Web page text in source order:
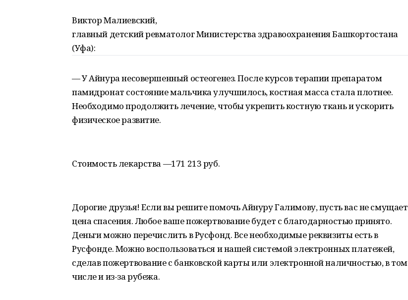
Виктор Малиевский,
главный детский ревматолог Министерства здравоохранения Башкортостана
(Уфа):
— У Айнура несовершенный остеогенез. После курсов терапии препаратом
памидронат состояние мальчика улучшилось, костная масса стала плотнее.
Необходимо продолжить лечение, чтобы укрепить костную ткань и ускорить
физическое развитие.
Стоимость лекарства —171 213 руб.
Дорогие друзья! Если вы решите помочь Айнуру Галимову, пусть вас не смущает
цена спасения. Любое ваше пожертвование будет с благодарностью принято.
Деньги можно перечислить в Русфонд. Все необходимые реквизиты есть в
Русфонде. Можно воспользоваться и нашей системой электронных платежей,
сделав пожертвование с банковской карты или электронной наличностью, в том
числе и из-за рубежа.